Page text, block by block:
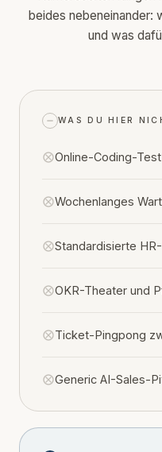
beides nebeneinander:
und was
WAS DU HIER
Online-Coding-
Wochenlanges
Standardisierte
OKR-Theater und
Ticket-Pingpong
Generic AI-Sales-